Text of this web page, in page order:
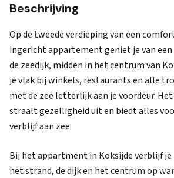
Beschrijving
Op de tweede verdieping van een
ingericht appartement geniet je van
de zeedijk, midden in het centrum van
je vlak bij winkels, restaurants en alle
met de zee letterlijk aan je voordeur.
straalt gezelligheid uit en biedt alles
verblijf aan zee
Bij het appartment in Koksijde verblijf je
het strand, de dijk en het centrum op